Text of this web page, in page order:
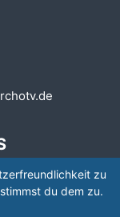
zu
du dem zu.